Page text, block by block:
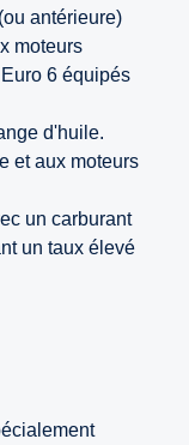
antérieure)
moteurs
6 équipés
d'huile.
et aux moteurs
un carburant
un taux élevé